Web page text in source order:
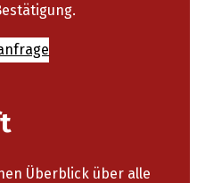
Überblick über alle